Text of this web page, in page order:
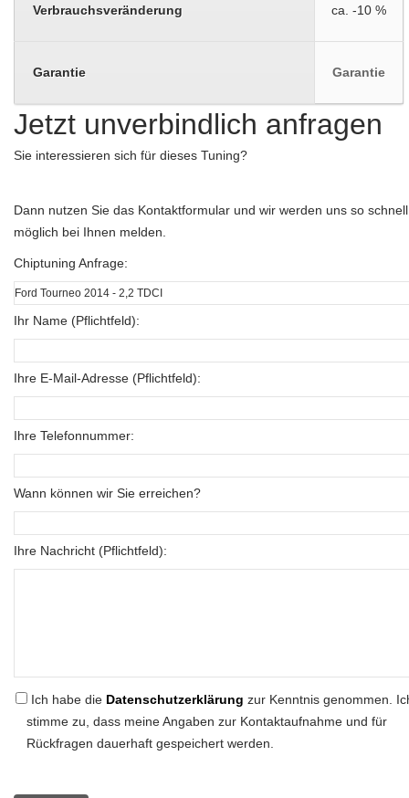
Verbrauchsveränderung ca. -10 %
Garantie Garantie
Jetzt unverbindlich anfragen
Sie interessieren sich für dieses Tuning?
Dann nutzen Sie das Kontaktformular und wir werden uns so
möglich bei Ihnen melden.
Chiptuning Anfrage:
Ihr Name (Pflichtfeld):
Ihre E-Mail-Adresse (Pflichtfeld):
Ihre Telefonnummer:
Wann können wir Sie erreichen?
Ihre Nachricht (Pflichtfeld):
Ich habe die Datenschutzerklärung zur Kenntnis genommen.
stimme zu, dass meine Angaben zur Kontaktaufnahme und für
Rückfragen dauerhaft gespeichert werden.